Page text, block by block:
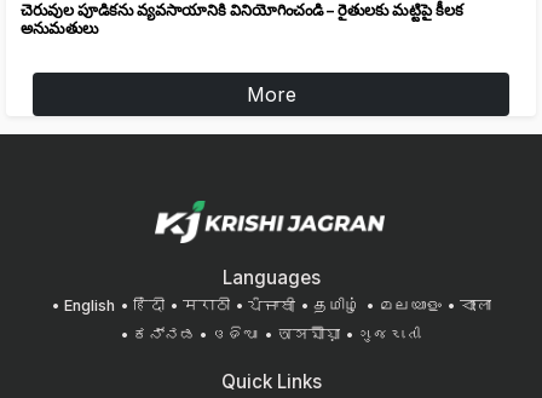
చెరువుల పూడికను వ్యవసాయానికి వినియోగించండి – రైతులకు మట్టిపై కీలక
అనుమతులు
More
Languages
English हिंदी मराठी ਪੰਜਾਬੀ தமிழ் മലയാളം
বাংলা
ಕನ್ನಡ
ଓଡିଆ অসমীয়া ગુજરાતી
Quick Links